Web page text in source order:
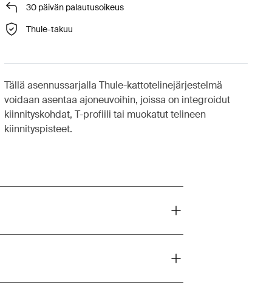
30 päivän palautusoikeus
Thule-takuu
Tällä asennussarjalla Thule-kattotelinejärjestelmä
voidaan asentaa ajoneuvoihin, joissa on integroidut
kiinnityskohdat, T-profiili tai muokatut telineen
kiinnityspisteet.